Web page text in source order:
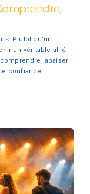
Plutôt qu’un
un véritable allié
apaiser
confiance.